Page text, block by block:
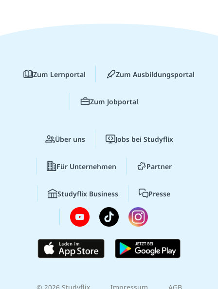
Zum Lernportal Zum Ausbildungsportal
Zum Jobportal
Über uns Jobs bei Studyflix
Für Unternehmen Partner
Studyflix Business Presse
© 2026 Studyflix Impressum AGB